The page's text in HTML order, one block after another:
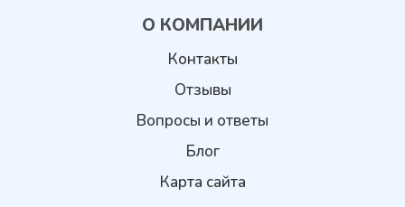
О КОМПАНИИ
Контакты
Отзывы
Вопросы и ответы
Блог
Карта сайта